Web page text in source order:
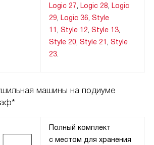
Logic 27
Logic 28
Logic
29
Logic 36 Style
11
Style 12 Style 13
Style 20 Style 21
Style
23
машины на подиуме
Полный комплект
с местом для хранения